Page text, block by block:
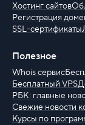
Хостинг сайтов
Регистрация
SSL-сертификаты
Полезное
Whois сервис
Бесплатный VPS
РБК: главные
Свежие новости
Курсы по